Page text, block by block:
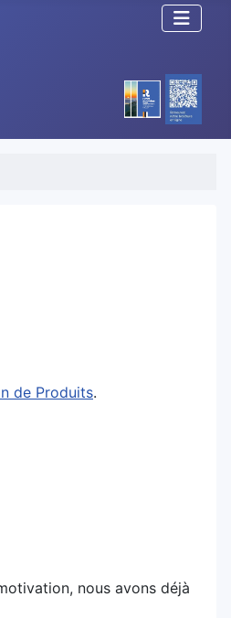
de Produits.
nous avons déjà